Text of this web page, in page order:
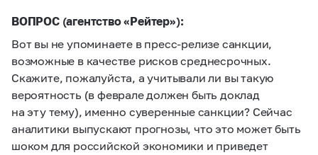
ВОПРОС (агентство «Рейтер»):
Вот вы не упоминаете в пресс-релизе санкции,
возможные в качестве рисков среднесрочных.
Скажите, пожалуйста, а учитывали ли вы такую
вероятность (в феврале должен быть доклад
на эту тему), именно суверенные санкции? Сейчас
аналитики выпускают прогнозы, что это может быть
шоком для российской экономики и приведет